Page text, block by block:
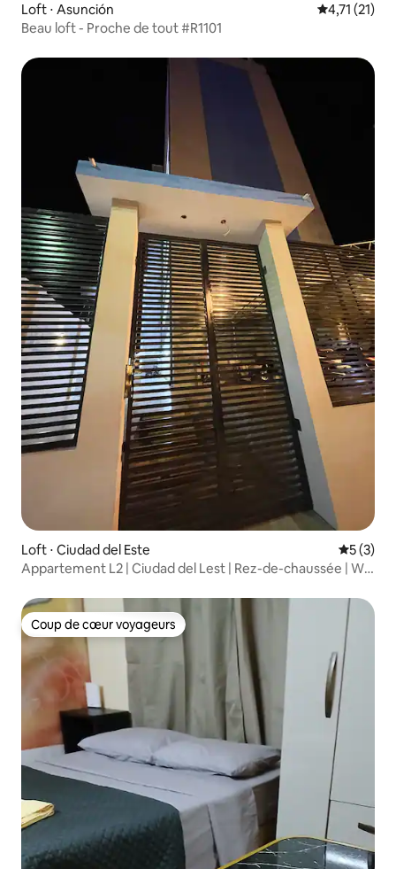
Loft ⋅ Asunción Évaluation
4,71 (21)
Beau loft - Proche de tout #R1101
Loft ⋅ Ciudad del Este
5 (3)
Appartement L2 | Ciudad del Lest | Rez-de-chaussée | Wi-
Coup de cœur voyageurs
Coup de cœur voyageurs